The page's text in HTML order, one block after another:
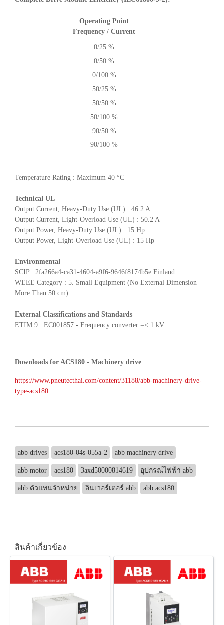
Operating Point
Frequency / Current
0/25 %
0/50 %
0/100 %
50/25 %
50/50 %
50/100 %
90/50 %
90/100 %
Temperature Rating : Maximum 40 °C
Technical UL
Output Current, Heavy-Duty Use (UL) : 46.2 A
Output Current, Light-Overload Use (UL) : 50.2 A
Output Power, Heavy-Duty Use (UL) : 15 Hp
Output Power, Light-Overload Use (UL) : 15 Hp
Environmental
SCIP : 2fa266a4-ca31-4604-a9f6-9646f8174b5e Finland
WEEE Category : 5. Small Equipment (No External Dimension
More Than 50 cm)
External Classifications and Standards
ETIM 9 : EC001857 - Frequency converter =< 1 kV
Downloads for ACS180 - Machinery drive
https://www.pneutecthai.com/content/31188/abb-machinery-drive-
type-acs180
abb drives acs180-04s-055a-2 abb machinery drive
abb motor acs180 3axd50000814619 อุปกรณ์ไฟฟ้า abb
abb ตัวแทนจำหน่าย อินเวอร์เตอร์ abb abb acs180
สินค้าเกี่ยวข้อง